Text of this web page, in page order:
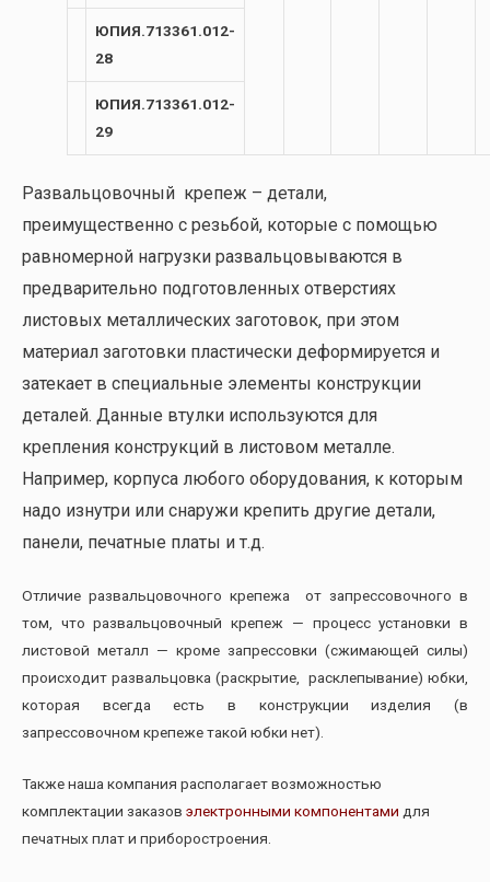
ЮПИЯ.713361.012-
28
ЮПИЯ.713361.012-
29
Развальцовочный крепеж – детали,
преимущественно с резьбой, которые с помощью
равномерной нагрузки развальцовываются в
предварительно подготовленных отверстиях
листовых металлических заготовок, при этом
материал заготовки пластически деформируется и
затекает в специальные элементы конструкции
деталей. Данные втулки используются для
крепления конструкций в листовом металле.
Например, корпуса любого оборудования, к которым
надо изнутри или снаружи крепить другие детали,
панели, печатные платы и т.д.
Отличие развальцовочного крепежа от запрессовочного в
том, что развальцовочный крепеж — процесс установки в
листовой металл — кроме запрессовки (сжимающей силы)
происходит развальцовка (раскрытие, расклепывание) юбки,
которая всегда есть в конструкции изделия (в
запрессовочном крепеже такой юбки нет).
Также наша компания располагает возможностью
комплектации заказов электронными компонентами для
печатных плат и приборостроения.